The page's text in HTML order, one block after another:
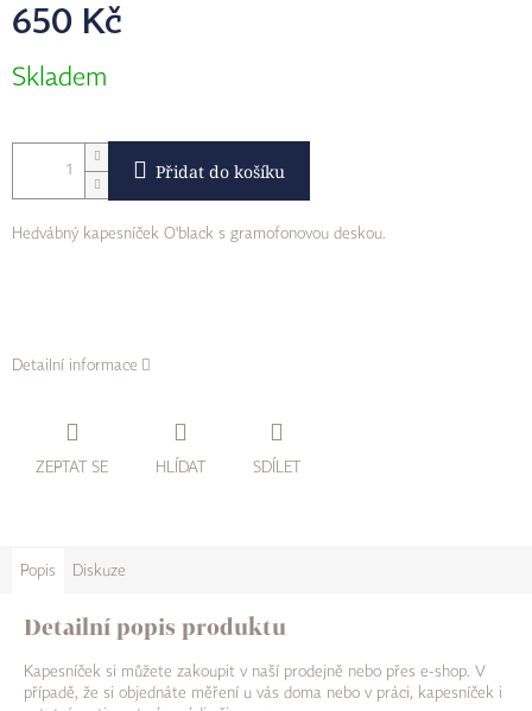
650 Kč
cena:
Skladem
Přidat do košíku
Hedvábný kapesníček O'black s gramofonovou deskou.
Detailní informace
ZEPTAT SE HLÍDAT SDÍLET
Popis Diskuze
Detailní popis produktu
Kapesníček si můžete zakoupit v naší prodejně nebo přes e-shop. V
případě, že si objednáte měření u vás doma nebo v práci, kapesníček i